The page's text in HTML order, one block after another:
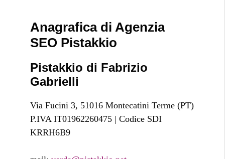
Anagrafica di Agenzia
SEO Pistakkio
Pistakkio di Fabrizio
Gabrielli
Via Fucini 3, 51016 Montecatini Terme (PT)
P.IVA IT01962260475 | Codice SDI
KRRH6B9